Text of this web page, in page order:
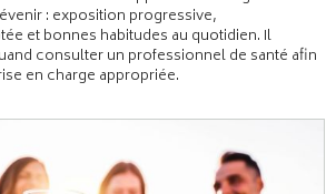
: exposition progressive,
et bonnes habitudes au quotidien. Il
consulter un professionnel de santé afin
en charge appropriée.